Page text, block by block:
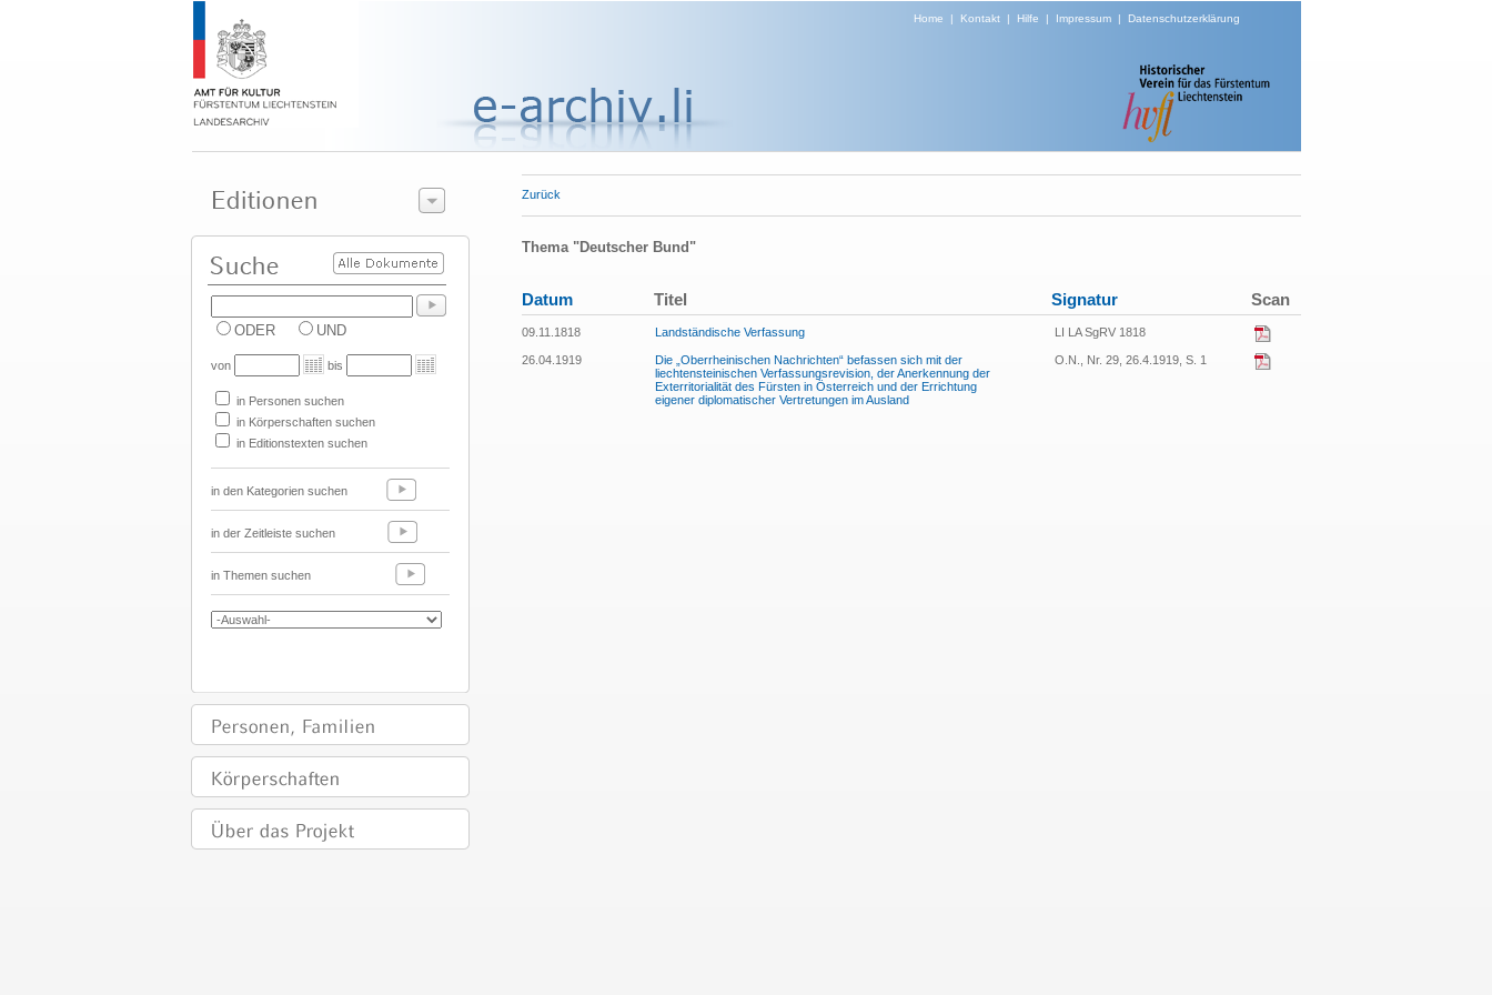
Home | Kontakt| Hilfe | Impressum| Datenschutzerklärung
ODER UND
von bis
in Personen suchen
in Körperschaften suchen
in Editionstexten suchen
in den Kategorien suchen
in der Zeitleiste suchen
in Themen suchen
Zurück
Thema "Deutscher Bund"
Datum Titel Signatur Scan
09.11.1818 Landständische Verfassung LI LA SgRV 1818
26.04.1919
Die „Oberrheinischen Nachrichten“ befassen sich mit der
liechtensteinischen Verfassungsrevision, der Anerkennung der
Exterritorialität des Fürsten in Österreich und der Errichtung
eigener diplomatischer Vertretungen im Ausland
O.N., Nr. 29, 26.4.1919, S. 1